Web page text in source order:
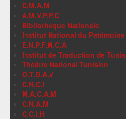
C.M.A.M
A.M.V.P.P.C
Bibliothèque Nationale
Institut National du Patrimoine
E.N.P.F.M.C.A
Institut de Traduction de Tunis
Théâtre National Tunisien
O.T.D.A.V
C.N.C.I
M.A.C.A.M
C.N.A.M
C.C.I.H